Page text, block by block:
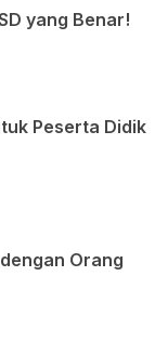
yang Benar!
Peserta Didik
Orang